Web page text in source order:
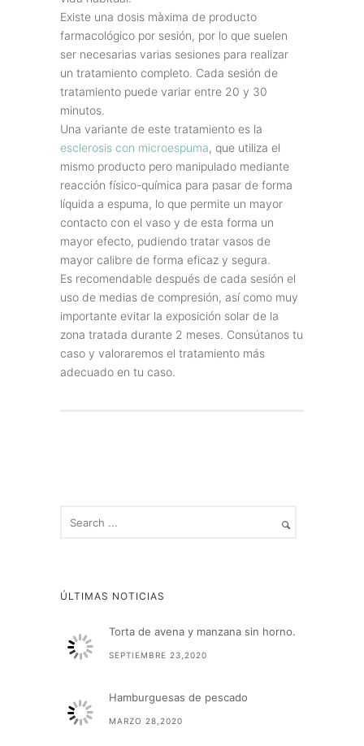
Existe una dosis màxima de producto
farmacológico por sesión, por lo que suelen
ser necesarias varias sesiones para realizar
un tratamiento completo. Cada sesión de
tratamiento puede variar entre 20 y 30
minutos.
Una variante de este tratamiento es la
esclerosis con microespuma, que utiliza el
mismo producto pero manipulado mediante
reacción físico-química para pasar de forma
líquida a espuma, lo que permite un mayor
contacto con el vaso y de esta forma un
mayor efecto, pudiendo tratar vasos de
mayor calibre de forma eficaz y segura.
Es recomendable después de cada sesión el
uso de medias de compresión, así como muy
importante evitar la exposición solar de la
zona tratada durante 2 meses. Consútanos tu
caso y valoraremos el tratamiento más
adecuado en tu caso.
ÚLTIMAS NOTICIAS
Torta de avena y manzana sin horno.
SEPTIEMBRE 23,2020
Hamburguesas de pescado
MARZO 28,2020